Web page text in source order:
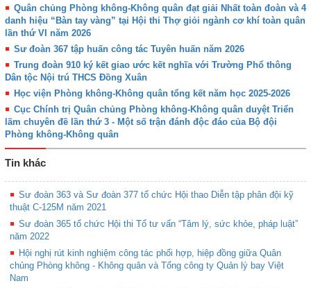
Quân chủng Phòng không-Không quân đạt giải Nhất toàn đoàn và 4
danh hiệu “Bàn tay vàng” tại Hội thi Thợ giỏi ngành cơ khí toàn quân
lần thứ VI năm 2026
Sư đoàn 367 tập huấn công tác Tuyên huấn năm 2026
Trung đoàn 910 ký kết giao ước kết nghĩa với Trường Phổ thông
Dân tộc Nội trú THCS Đồng Xuân
Học viện Phòng không-Không quân tổng kết năm học 2025-2026
Cục Chính trị Quân chủng Phòng không-Không quân duyệt Triển
lãm chuyên đề lần thứ 3 - Một số trận đánh độc đáo của Bộ đội
Phòng không-Không quân
Tin khác
Sư đoàn 363 và Sư đoàn 377 tổ chức Hội thao Diễn tập phân đội kỹ
thuật C-125M năm 2021
Sư đoàn 365 tổ chức Hội thi Tổ tư vấn “Tâm lý, sức khỏe, pháp luật”
năm 2022
Hội nghị rút kinh nghiệm công tác phối hợp, hiệp đồng giữa Quân
chủng Phòng không - Không quân và Tổng công ty Quản lý bay Việt
Nam